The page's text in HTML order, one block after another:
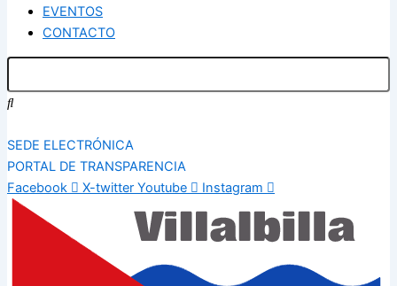
EVENTOS
CONTACTO
SEDE ELECTRÓNICA
PORTAL DE TRANSPARENCIA
Facebook
X-twitter Youtube Instagram